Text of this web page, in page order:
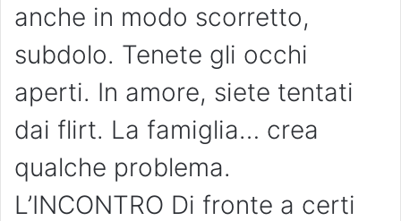
anche in modo scorretto,
subdolo. Tenete gli occhi
aperti. In amore, siete tentati
dai flirt. La famiglia… crea
qualche problema.
L’INCONTRO Di fronte a certi